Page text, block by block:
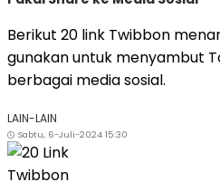
Berikut 20 link Twibbon
gunakan untuk menyambut
berbagai media sosial.
LAIN-LAIN
Sabtu, 6-Juli-2024 15:30